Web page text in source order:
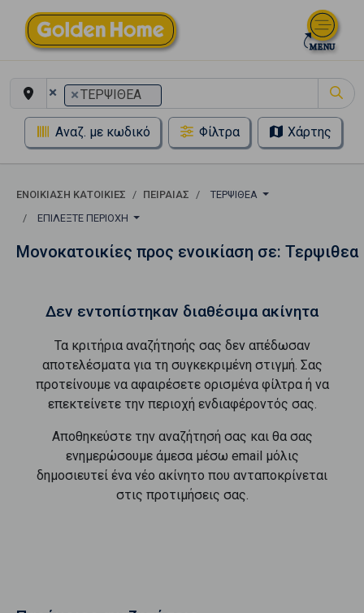
× ×ΤΕΡΨΙΘΕΑ
Αναζ. με κωδικό Φίλτρα Χάρτης
ΕΝΟΙΚΊΑΣΗ ΚΑΤΟΙΚΊΕΣ ΠΕΙΡΑΙΑΣ
ΤΕΡΨΙΘΕΑ
ΕΠΙΛΈΞΤΕ ΠΕΡΙΟΧΉ
Μονοκατοικίες προς ενοικίαση σε: Τερψιθεα
Δεν εντοπίστηκαν διαθέσιμα ακίνητα
Τα κριτήρια αναζήτησής σας δεν απέδωσαν
αποτελέσματα για τη συγκεκριμένη στιγμή. Σας
προτείνουμε να αφαιρέσετε ορισμένα φίλτρα ή να
επεκτείνετε την περιοχή ενδιαφέροντός σας.
Αποθηκεύστε την αναζήτησή σας και θα σας
ενημερώσουμε άμεσα μέσω email μόλις
δημοσιευτεί ένα νέο ακίνητο που ανταποκρίνεται
στις προτιμήσεις σας.